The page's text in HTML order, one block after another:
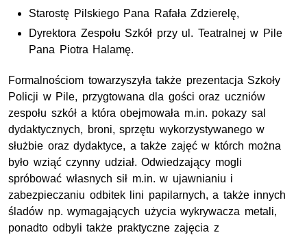
Starostę Pilskiego Pana Rafała Zdzierelę,
Dyrektora Zespołu Szkół przy ul. Teatralnej w Pile
Pana Piotra Halamę.
Formalnościom towarzyszyła także prezentacja Szkoły
Policji w Pile, przygtowana dla gości oraz uczniów
zespołu szkół a która obejmowała m.in. pokazy sal
dydaktycznych, broni, sprzętu wykorzystywanego w
służbie oraz dydaktyce, a także zajęć w którch można
było wziąć czynny udział. Odwiedzający mogli
spróbować własnych sił m.in. w ujawnianiu i
zabezpieczaniu odbitek lini papilarnych, a także innych
śladów np. wymagających użycia wykrywacza metali,
ponadto odbyli także praktyczne zajęcia z